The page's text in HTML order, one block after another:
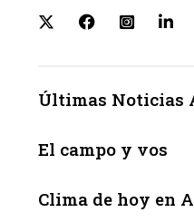
Últimas Noticias
El campo y vos
Clima de hoy en